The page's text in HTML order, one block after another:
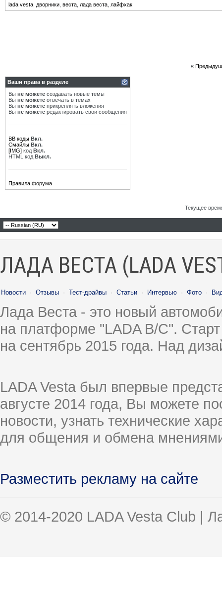
lada vesta дворники веста лада веста лайфхак
«
Ваши права в разделе
Вы не можете создавать новые темы
Вы не можете отвечать в темах
Вы не можете прикреплять вложения
Вы не можете редактировать свои сообщения
BB коды Вкл.
Смайлы Вкл.
[IMG] код Вкл.
HTML код Выкл.
Правила форума
Текущее
ЛАДА ВЕСТА (LADA
Новости · Отзывы · Тест-драйвы · Статьи · Интервью · Фото ·
Лада Веста - это новый
на платформе "LADA B/C".
на сентябрь 2015 года. Над
LADA Vesta был впервые
августе 2014 года, Вы можете
новости, узнать технические
для общения и обмена
Разместить рекламу на сайте
© 2014-2020 LADA Vesta Club |